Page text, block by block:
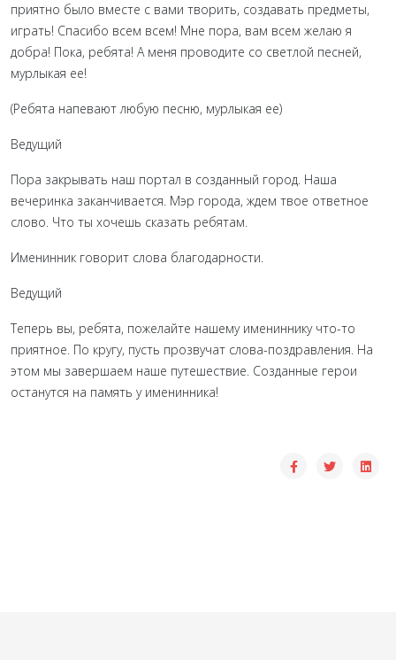
приятно было вместе с вами творить, создавать предметы,
играть! Спасибо всем всем! Мне пора, вам всем желаю я
добра! Пока, ребята! А меня проводите со светлой песней,
мурлыкая ее!
(Ребята напевают любую песню, мурлыкая ее)
Ведущий
Пора закрывать наш портал в созданный город. Наша
вечеринка заканчивается. Мэр города, ждем твое ответное
слово. Что ты хочешь сказать ребятам.
Именинник говорит слова благодарности.
Ведущий
Теперь вы, ребята, пожелайте нашему имениннику что-то
приятное. По кругу, пусть прозвучат слова-поздравления. На
этом мы завершаем наше путешествие. Созданные герои
останутся на память у именинника!